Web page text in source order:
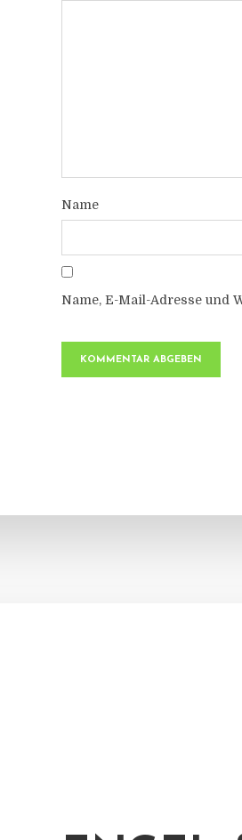
Name
Name, E-Mail-Adresse und